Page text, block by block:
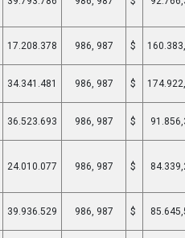
17.208.378 986, 987 $
34.341.481 986, 987 $
36.523.693 986, 987 $
24.010.077 986, 987 $
39.936.529 986, 987 $